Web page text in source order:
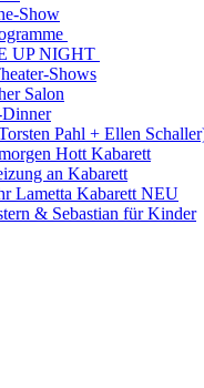
Show
UP NIGHT
Shows
Salon
Pahl + Ellen
Hott Kabarett
an Kabarett
Lametta Kabarett NEU
& Sebastian für Kinder